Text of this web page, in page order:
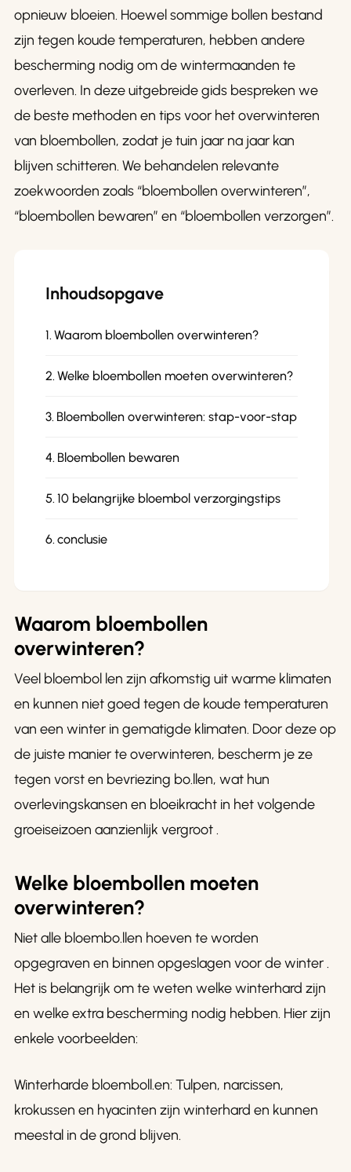
opnieuw bloeien. Hoewel sommige bollen bestand
zijn tegen koude temperaturen, hebben andere
bescherming nodig om de wintermaanden te
overleven. In deze uitgebreide gids bespreken we
de beste methoden en tips voor het overwinteren
van bloembollen, zodat je tuin jaar na jaar kan
blijven schitteren. We behandelen relevante
zoekwoorden zoals “bloembollen overwinteren”,
“bloembollen bewaren” en “bloembollen verzorgen”.
Inhoudsopgave
Waarom bloembollen overwinteren?
Welke bloembollen moeten overwinteren?
Bloembollen overwinteren: stap-voor-stap
Bloembollen bewaren
10 belangrijke bloembol verzorgingstips
conclusie
Waarom bloembollen
overwinteren?
Veel bloembol len zijn afkomstig uit warme klimaten
en kunnen niet goed tegen de koude temperaturen
van een winter in gematigde klimaten. Door deze op
de juiste manier te overwinteren, bescherm je ze
tegen vorst en bevriezing bo.llen, wat hun
overlevingskansen en bloeikracht in het volgende
groeiseizoen aanzienlijk vergroot .
Welke bloembollen moeten
overwinteren?
Niet alle bloembo.llen hoeven te worden
opgegraven en binnen opgeslagen voor de winter .
Het is belangrijk om te weten welke winterhard zijn
en welke extra bescherming nodig hebben. Hier zijn
enkele voorbeelden:
Winterharde bloemboll.en: Tulpen, narcissen,
krokussen en hyacinten zijn winterhard en kunnen
meestal in de grond blijven.